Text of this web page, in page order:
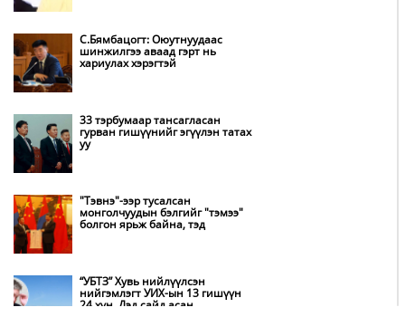
НИТХ-ын төлөөлөгчид COP17
Монгол Улс “COP17”-д “Тал
Нөөцийн махны худалдаа,
С.Бямбацогт: Оюутнуудаас
шинжилгээ аваад гэрт нь
хариулах хэрэгтэй
33 тэрбумаар тансагласан
гурван гишүүнийг эгүүлэн татах
уу
"Тэвнэ"-ээр тусалсан
монголчуудын бэлгийг "тэмээ"
болгон ярьж байна, тэд
“УБТЗ” Хувь нийлүүлсэн
нийгэмлэгт УИХ-ын 13 гишүүн
24 хүн, Дэд сайд асан